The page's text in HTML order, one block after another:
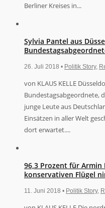
Berliner Kreises in...
Sylvia Pantel aus
26. Juli 2018 • Politik Story,
von KLAUS KELLE
Bundestagsabgeordnete,
junge Leute aus
Einsätzen in aller Welt
dort erwartet....
96,3 Prozent für Armin
konservativen Flügel
11. Juni 2018 • Politik Story,